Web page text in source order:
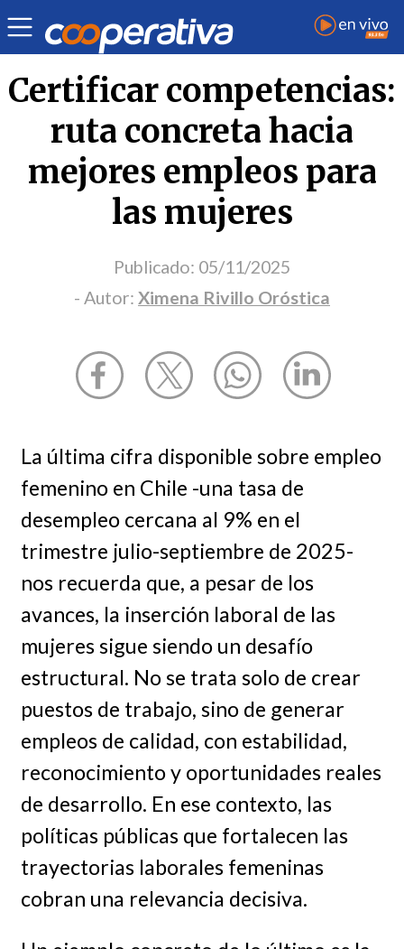
Opinión | Ximena Rivillo Oróstica
Certificar competencias:
ruta concreta hacia
mejores empleos para
las mujeres
Publicado: 05/11/2025
- Autor: Ximena Rivillo Oróstica
La última cifra disponible sobre empleo
femenino en Chile -una tasa de
desempleo cercana al 9% en el
trimestre julio-septiembre de 2025-
nos recuerda que, a pesar de los
avances, la inserción laboral de las
mujeres sigue siendo un desafío
estructural. No se trata solo de crear
puestos de trabajo, sino de generar
empleos de calidad, con estabilidad,
reconocimiento y oportunidades reales
de desarrollo. En ese contexto, las
políticas públicas que fortalecen las
trayectorias laborales femeninas
cobran una relevancia decisiva.